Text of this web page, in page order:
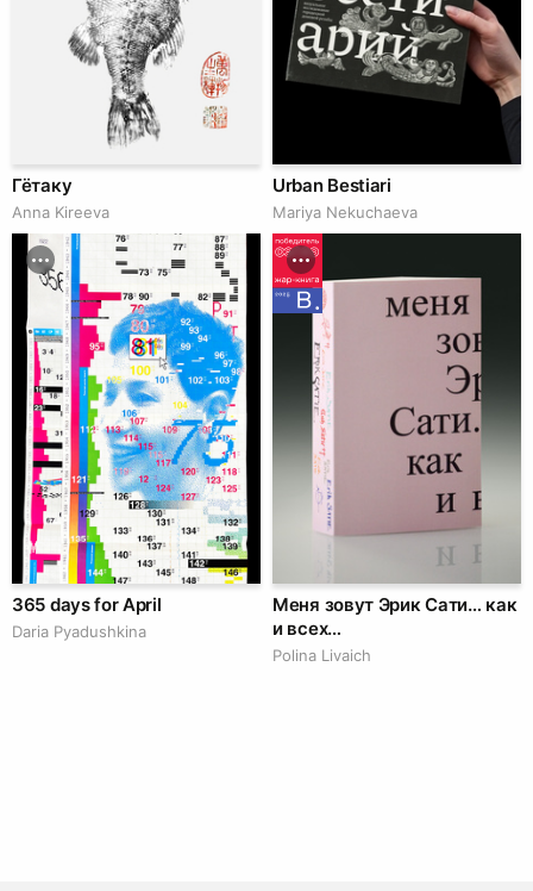
Гётаку
Anna Kireeva
Urban Bestiari
Mariya Nekuchaeva
365 days for April
Daria Pyadushkina
Меня зовут Эрик Сати… как
и всех…
Polina Livaich